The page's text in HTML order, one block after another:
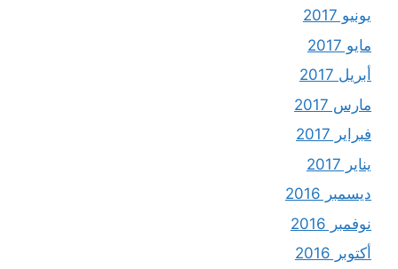
يونيو 2017
مايو 2017
أبريل 2017
مارس 2017
فبراير 2017
يناير 2017
ديسمبر 2016
نوفمبر 2016
أكتوبر 2016